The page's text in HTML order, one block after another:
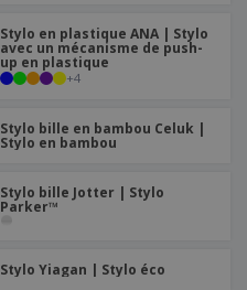
Stylo en plastique ANA | Stylo
avec un mécanisme de push-
up en plastique
+4
Stylo bille en bambou Celuk |
Stylo en bambou
Stylo bille Jotter | Stylo
Parker™
Stylo Yiagan | Stylo éco